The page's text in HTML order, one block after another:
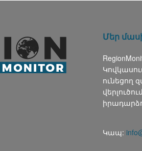
Մեր
ունեցող
Կապ: